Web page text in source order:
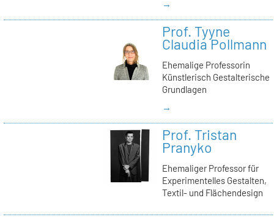
→
Prof. Tyyne
Claudia Pollmann
Ehemalige Professorin
Künstlerisch Gestalterische
Grundlagen
→
Prof. Tristan
Pranyko
Ehemaliger Professor für
Experimentelles Gestalten,
Textil- und Flächendesign